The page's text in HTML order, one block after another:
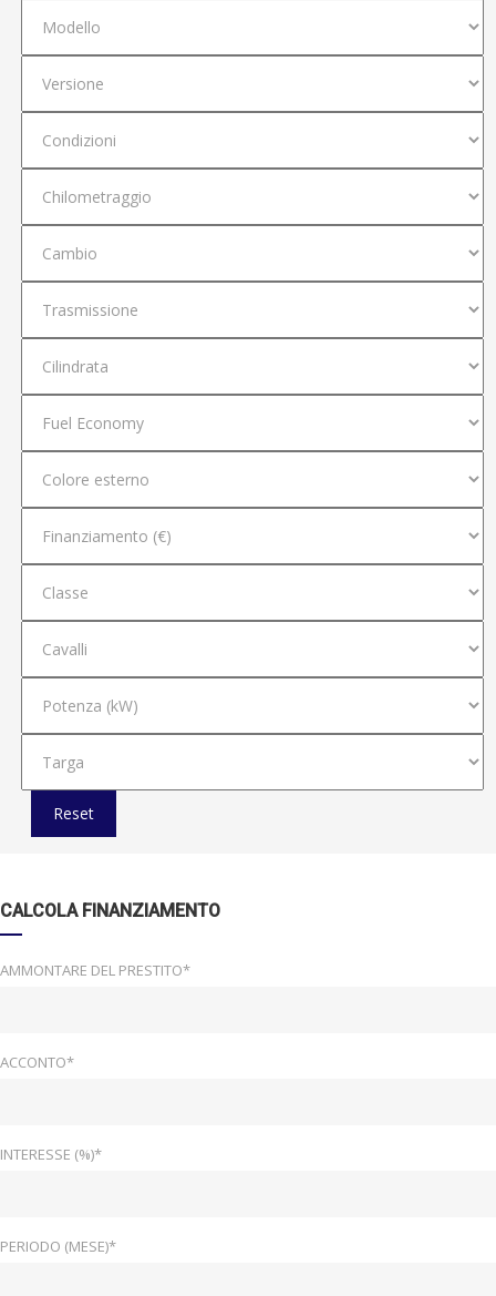
Reset
CALCOLA FINANZIAMENTO
AMMONTARE DEL PRESTITO*
ACCONTO*
INTERESSE (%)*
PERIODO (MESE)*